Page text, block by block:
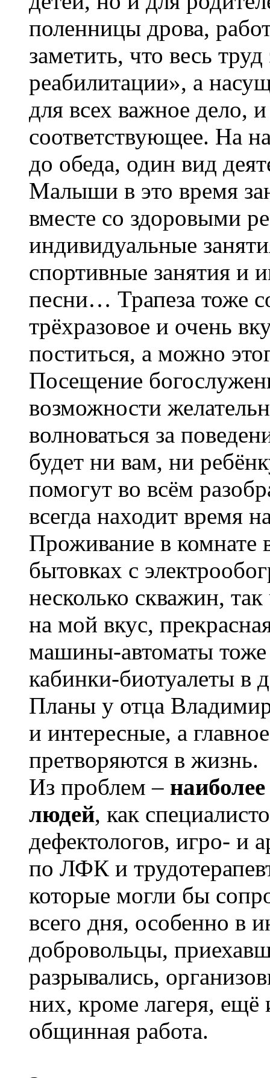
поленницы дрова,
заметить, что весь
реабилитации», а
для всех важное дело,
соответствующее. На
до обеда, один вид
Малыши в это время
вместе со здоровыми
индивидуальные
спортивные занятия и
песни… Трапеза тоже
трёхразовое и очень
поститься, а можно
Посещение
возможности
волноваться за
будет ни вам, ни
помогут во всём
всегда находит время
Проживание в комнате
бытовках с
несколько скважин,
на мой вкус,
машины-автоматы тоже
кабинки-биотуалеты в
Планы у отца
и интересные, а
претворяются в жизнь.
Из проблем –
людей, как
дефектологов, игро- и
по ЛФК и
которые могли бы
всего дня, особенно
добровольцы,
разрывались,
них, кроме лагеря,
общинная работа.